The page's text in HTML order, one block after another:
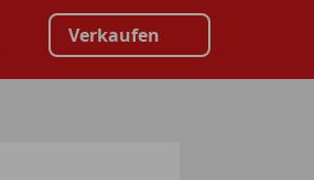
Verkaufen